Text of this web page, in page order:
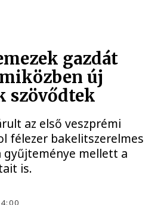
gazdát
új
szövődtek
az első veszprémi
félezer bakelitszerelmes
mellett a
is.